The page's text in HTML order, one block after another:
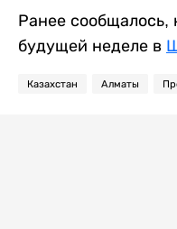
Ранее сообщалось,
будущей неделе в
Казахстан Алматы